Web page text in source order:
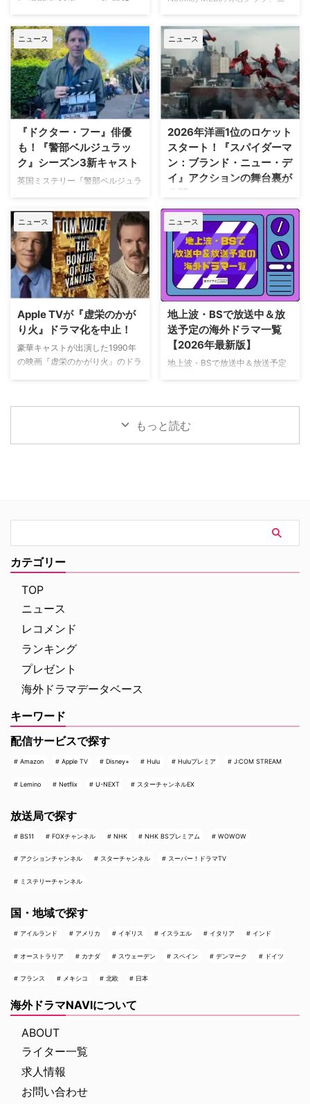
人気Netflixドラマ『エミリー、パ
リへ行く』第6シーズンに出演す
るイギリス人女優のミニー・ドラ
イヴァーが、フランスでの撮影休
止期間中に深刻な自動車事故に遭
っていたことが分かった。 生き
ていられることに心から感謝 ミ
ニーは過去8週間にわたり、
と題した動画シリーズを投稿。最
終シーズンの撮影で滞在していた
パリでの日常をファンに届けてい
た。しかし8月6日（木）早朝、
公開。「パリの最新情報だけど、
実はロンドンに戻っ …
した新作ドラマシリーズの開発を
進めている。米Varietyが報じ
た。 『オザークへようこそ』ジ
ェイソン・ベイトマンも関与
Netflixは、今年3月のMLB開幕戦
をライヴ配信したのを皮切りに、
7月のホームランダービーもリリ
を深めている。この協力関係は
2028年まで続く予定だ。今月中
旬に行われるフィールド・オブ・
ドリームス（映画『フィールド・
オブ・ドリームス』の舞台となっ
中にある球 …
ニュース
『ドクター・フー』俳優
も！『警部ベルジュラッ
ク』シーズン3新キャスト
英国ミステリー『警部ベルジュラ
ている。また、4人のキャストが
新たに加わることも明らかになっ
た。英BBCなど複数のメディアが
伝えている。 これまでで最も衝
撃的な事件に巻き込まれるベルジ
ュラック 1981年から1991年にか
けて英BBCで放送されたジョン・
『Bergerac（原題）』をリブー
トした本作。イギリス海峡に浮か
ぶジャージー島を舞台に、警部の
ジム・ベルジュラックが事件に挑
ニュース
2026年洋画1位のロケット
スタート！『スパイダーマ
ン：ブランド・ニュー・デ
イ』アクションの舞台裏が
公開
トム・ホランド演じるスパイダー
マンの新たな物語を描く映画『ス
パイダーマン：ブランド・ニュ
ー・デイ』が大ヒット上映中だ。
公開初日の興行収入は5億6,000
万円を超え、2026年公開の洋画
ナンバーワンを記録。このたび、
主演のトム・ホランド自らが臨場
感あふれるアクションシーン撮影
の裏側を明かす特別映像が公開さ
れた。 世界中で大ヒットを記
録！ 映画史に残る快挙を達成 ソ
ニー・ピクチャーズ配給、トム・
ー＝スパイダーマンの新たなる物
語、『スパイダーマン：ブラン
ド・ニュー・デイ』が大ヒット …
ニュース
Apple TVが『虚栄のかが
り火』ドラマ化を中止！
豪華キャストが出演した1990年
の映画『虚栄のかがり火』のドラ
トム・ウルフのベストセラー小説
く。人種間の対立を煽って全国的
な名声を得た …
ニュース
地上波・BSで放送中＆放
送予定の海外ドラマ一覧
【2026年最新版】
地上波・BSで放送中＆放送予定
中＆放送予定の海外ドラマ 海外
ドラマ『DOC（ドック） あす
へのカルテ』 NHK BSプレミアム
4K｜毎週（木） 17：00～ イタ
ーロ ほか ≫≫『DOC（ドッ
ク）3 あすへのカルテ』詳細 海
すへのカルテ』 総合｜毎週
もっと読む
カテゴリー
TOP
ニュース
レコメンド
ランキング
プレゼント
海外ドラマデータベース
キーワード
配信サービスで探す
Amazon Apple TV Disney+ Hulu Huluプレミア J:COM STREAM
Lemino Netflix U-NEXT スターチャンネルEX
放送局で探す
BS11 FOXチャンネル NHK NHK BSプレミアム WOWOW
アクションチャンネル スターチャンネル スーパー！ドラマTV
ミステリーチャンネル
国・地域で探す
アイルランド アメリカ イギリス イスラエル イタリア インド
オーストラリア カナダ スウェーデン スペイン デンマーク ドイツ
フランス メキシコ 北欧 日本
海外ドラマNAVIについて
ABOUT
ライター一覧
求人情報
お問い合わせ